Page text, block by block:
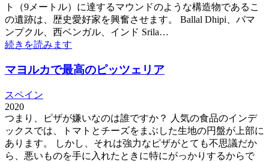
ト（9メートル）に達するマウンドのような構造物であるこ
の遺跡は、歴史愛好家を興奮させます。 Ballal Dhipi、バマ
ンプクル、西ベンガル、インド Srila…
続きを読みます
マヨルカで最高のピッツェリア
スペイン
2020
つまり、ピザが嫌いなのは誰ですか？ 人気の食品のインデ
ックスでは、トマトとチーズをまぶした生地の円盤が上部に
あります。 しかし、それは強力なピザがとても不思議だか
ら、悪いものを手に入れたときに特にがっかりするからで